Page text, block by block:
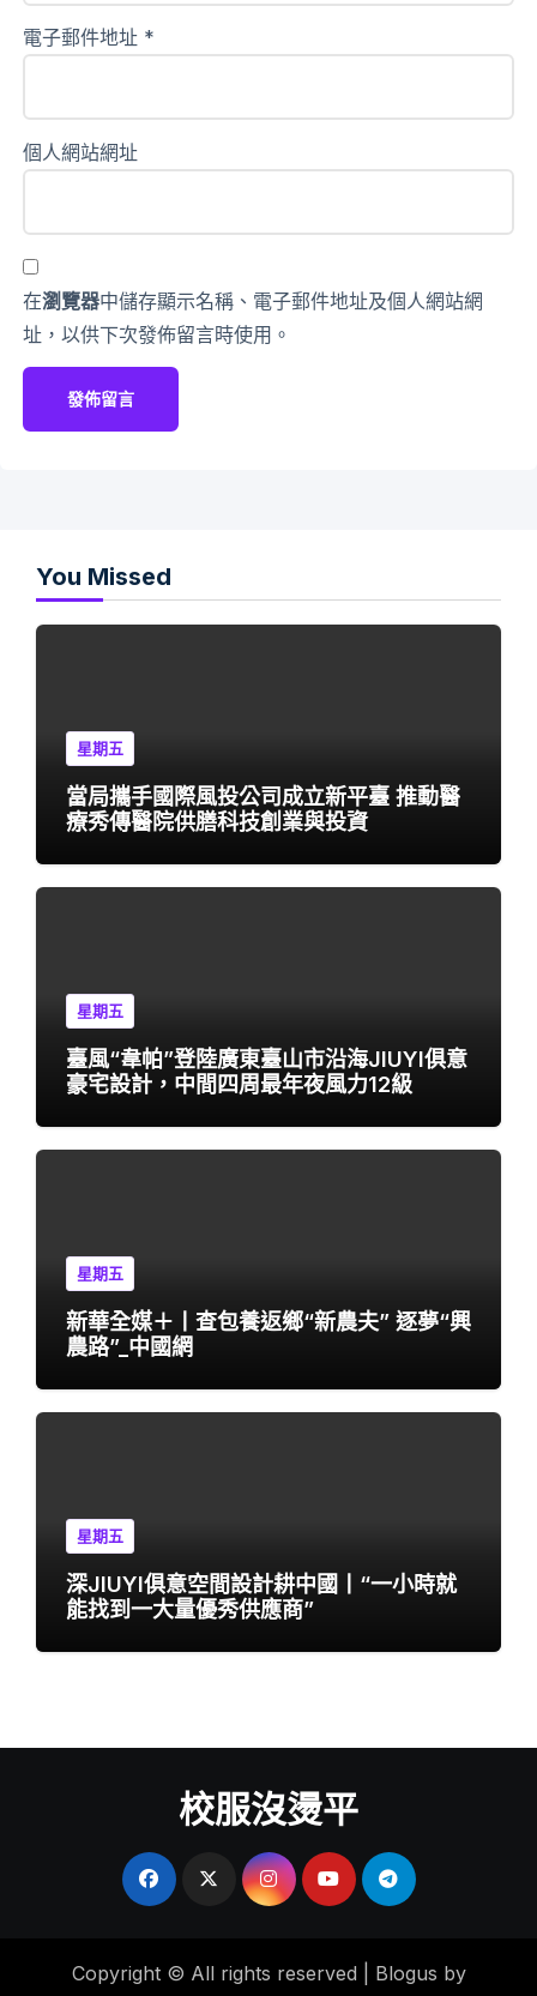
電子郵件地址 *
個人網站網址
在瀏覽器中儲存顯示名稱、電子郵件地址及個人網站網
址，以供下次發佈留言時使用。
You Missed
星期五
當局攜手國際風投公司成立新平臺 推動醫
療秀傳醫院供膳科技創業與投資
星期五
臺風“韋帕”登陸廣東臺山市沿海JIUYI俱意
豪宅設計，中間四周最年夜風力12級
星期五
新華全媒＋丨查包養返鄉“新農夫” 逐夢“興
農路”_中國網
星期五
深JIUYI俱意空間設計耕中國丨“一小時就
能找到一大量優秀供應商”
校服沒燙平
Copyright © All rights reserved Blogus by